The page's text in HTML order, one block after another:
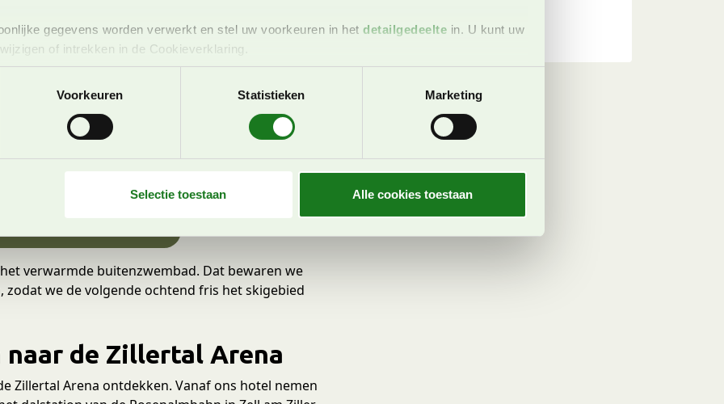
gegevens worden verwerkt en stel uw voorkeuren in het detailgedeelte in. U kunt uw
of intrekken in de Cookieverklaring.
en advertenties te personaliseren, om functies voor social media te bieden en om ons
Deze partners kunnen deze gegevens combineren met andere informatie die u aan ze heeft
Voorkeuren Statistieken Marketing
Selectie toestaan Alle cookies toestaan
weinig van merkt). Zodra we
buiten. ”Kijk mam, het zwembad!”
verwarmde buitenzwembad. Dat bewaren we
we de volgende ochtend fris het skigebied
naar de Zillertal Arena
Zillertal Arena ontdekken. Vanaf ons hotel nemen